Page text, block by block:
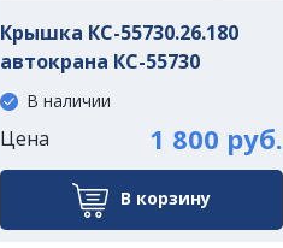
Крышка КС-55730.26.180
автокрана КС-55730
В наличии
Цена 1 800 руб.
В корзину